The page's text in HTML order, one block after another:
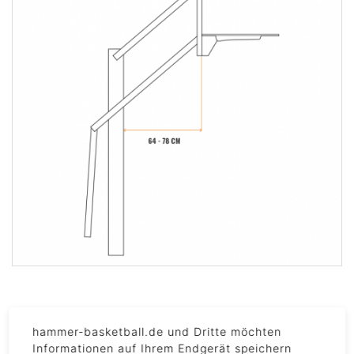
DETAILS
hammer-basketball.de und Dritte möchten
Informationen auf Ihrem Endgerät speichern